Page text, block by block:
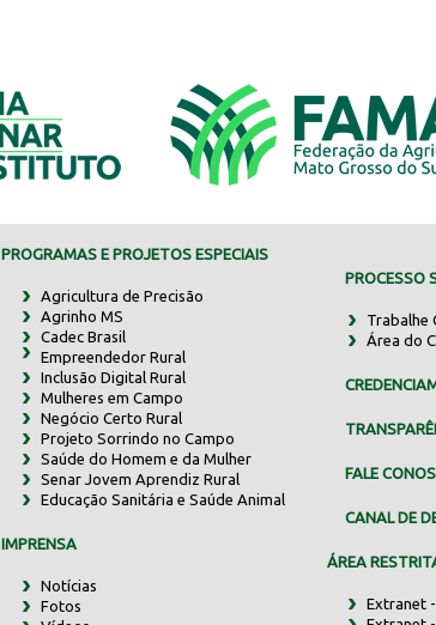
PROGRAMAS E PROJETOS ESPECIAIS
Agricultura de Precisão
Agrinho MS
Cadec Brasil
Empreendedor Rural
Inclusão Digital Rural
Mulheres em Campo
Negócio Certo Rural
Projeto Sorrindo no Campo
Saúde do Homem e da Mulher
Senar Jovem Aprendiz Rural
Educação Sanitária e Saúde Animal
IMPRENSA
Notícias
Fotos
PROCESSO
Trabalhe
Área do
FALE
CANAL DE
ÁREA
Extranet